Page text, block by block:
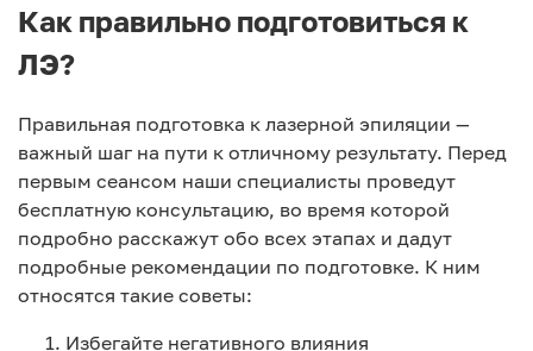
Как правильно подготовиться к
ЛЭ?
Правильная подготовка к лазерной эпиляции —
важный шаг на пути к отличному результату. Перед
первым сеансом наши специалисты проведут
бесплатную консультацию, во время которой
подробно расскажут обо всех этапах и дадут
подробные рекомендации по подготовке. К ним
относятся такие советы:
Избегайте негативного влияния